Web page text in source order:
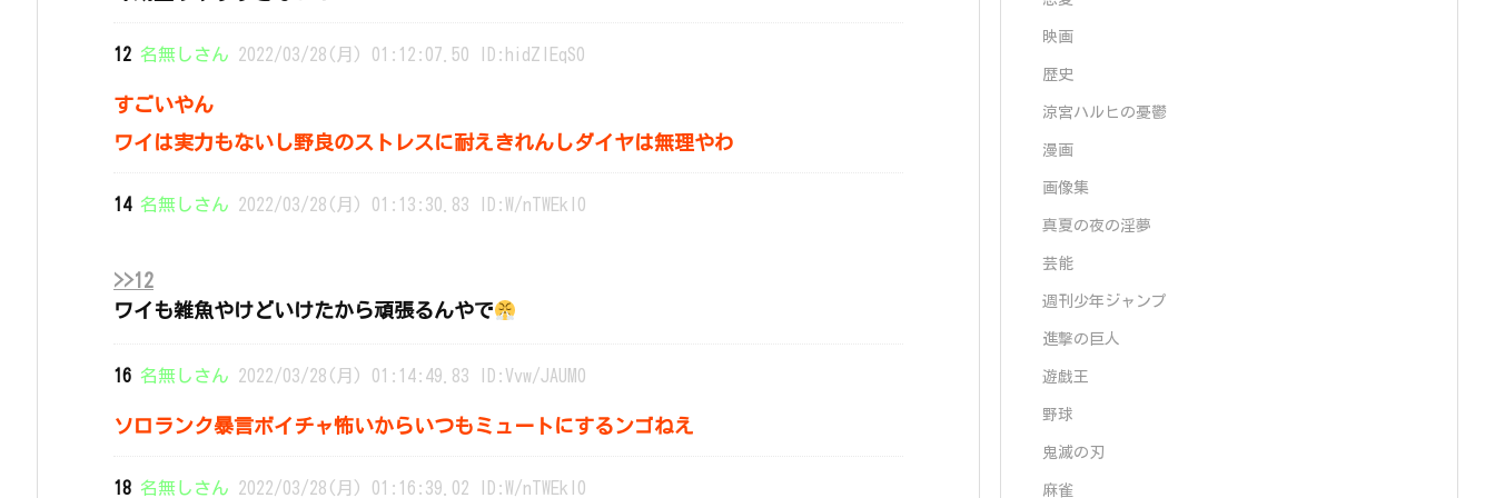
12 名無しさん 2022/03/28(月) 01:12:07.50 ID:hidZIEqS0
すごいやん
ワイは実力もないし野良のストレスに耐えきれんしダイヤは無理やわ
14 名無しさん 2022/03/28(月) 01:13:30.83 ID:W/nTWEkl0
>>12
ワイも雑魚やけどいけたから頑張るんやで
16 名無しさん 2022/03/28(月) 01:14:49.83 ID:Vvw/JAUM0
ソロランク暴言ボイチャ怖いからいつもミュートにするンゴねえ
18 名無しさん 2022/03/28(月) 01:16:39.02 ID:W/nTWEkl0
映画
歴史
涼宮ハルヒの憂鬱
漫画
画像集
真夏の夜の淫夢
芸能
週刊少年ジャンプ
進撃の巨人
遊戯王
野球
鬼滅の刃
麻雀